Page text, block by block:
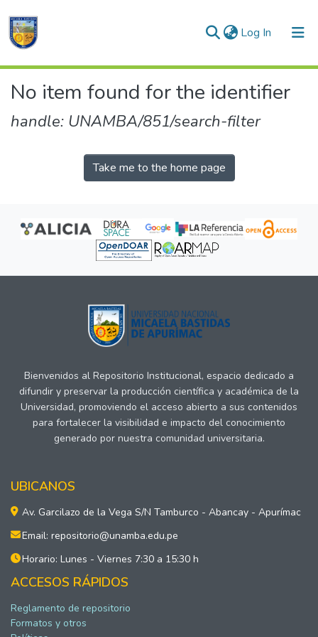
Log In (current)
Communities & Collections
No item found for the identifier
handle: UNAMBA/851/search-filter
Take me to the home page
Bienvenidos al Repositorio Institucional, espacio dedicado a
difundir y preservar la producción científica y académica de la
Universidad, promoviendo el acceso abierto a sus contenidos
para fortalecer la visibilidad e impacto del conocimiento
generado por nuestra comunidad universitaria.
UBICANOS
Av. Garcilazo de la Vega S/N Tamburco - Abancay - Apurímac
Email: repositorio@unamba.edu.pe
Horario: Lunes - Viernes 7:30 a 15:30 h
ACCESOS RÁPIDOS
Reglamento de repositorio
Formatos y otros